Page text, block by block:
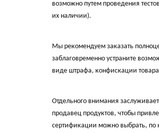
возможно путем проведения
их наличии).
Мы рекомендуем заказать
заблаговременно устраните
виде штрафа, конфискации
Отдельного внимания
продавец продуктов, чтобы
сертификации можно выбрать, по